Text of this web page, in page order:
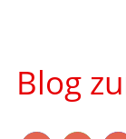
Blog